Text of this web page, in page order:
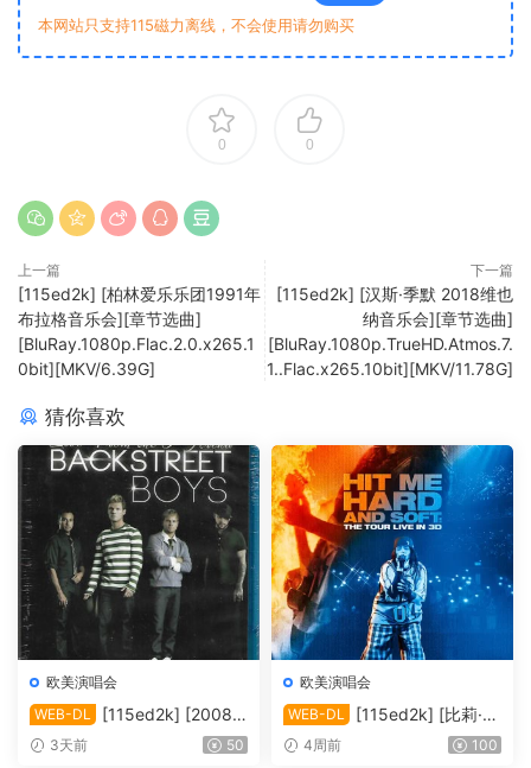
本网站只支持115磁力离线，不会使用请勿购买
0 0
上一篇
[115ed2k] [柏林爱乐乐团1991年
布拉格音乐会][章节选曲]
[BluRay.1080p.Flac.2.0.x265.1
0bit][MKV/6.39G]
下一篇
[115ed2k] [汉斯·季默 2018维也
纳音乐会][章节选曲]
[BluRay.1080p.TrueHD.Atmos.7.
1..Flac.x265.10bit][MKV/11.78G]
猜你喜欢
欧美演唱会
WEB-DL
[115ed2k] [2008-
后街男孩伦敦演唱会][MKV/4.
3天前 50
欧美演唱会
WEB-DL
[115ed2k] [比莉·艾
莉什：温柔重击巡回演唱会电
4周前 100